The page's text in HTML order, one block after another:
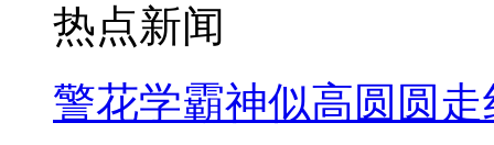
热点新闻
警花学霸神似高圆圆走